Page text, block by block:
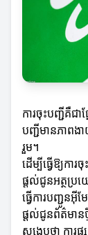
ការចុះបញ្ជីគឺជា
បញ្ជីមានភាពង
រួម។
ដើម្បីធ្វើឱ្យកា
ផ្តល់ជូនអត្ថប្រ
ធ្វើការបញ្ជូន
ផ្តល់ជូនព័ត៌មាន
សង្ខេបថា ការ